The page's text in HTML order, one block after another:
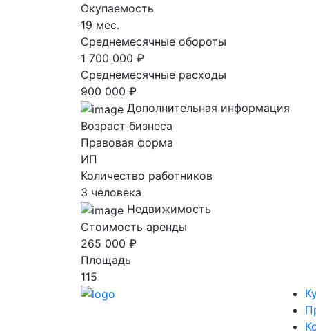
Окупаемость
19 мес.
Среднемесячные обороты
1 700 000 ₽
Среднемесячные расходы
900 000 ₽
Дополнительная информация
Возраст бизнеса
Правовая форма
ИП
Количество работников
3 человека
Недвижимость
Стоимость аренды
265 000 ₽
Площадь
115